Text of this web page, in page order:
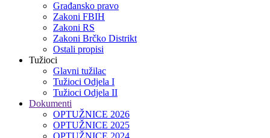
Građansko pravo
Zakoni FBIH
Zakoni RS
Zakoni Brčko Distrikt
Ostali propisi
Tužioci
Glavni tužilac
Tužioci Odjela I
Tužioci Odjela II
Dokumenti
OPTUŽNICE 2026
OPTUŽNICE 2025